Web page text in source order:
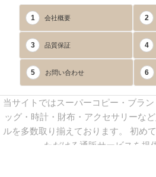
1 会社概要 2
3 品質保証 4
5 お問い合わせ 6
当サイトではスーパーコピー・ブラ
ッグ・時計・財布・アクセサリーな
ルを多数取り揃えております。 初め
ただける通販サービスを提